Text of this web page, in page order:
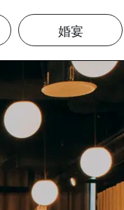
婚宴